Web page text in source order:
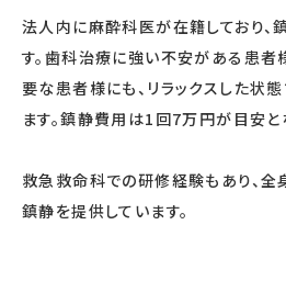
法人内に麻酔科医が在籍しており、
す。歯科治療に強い不安がある患者
要な患者様にも、リラックスした状
ます。鎮静費用は1回7万円が目安と
救急救命科での研修経験もあり、
鎮静を提供しています。